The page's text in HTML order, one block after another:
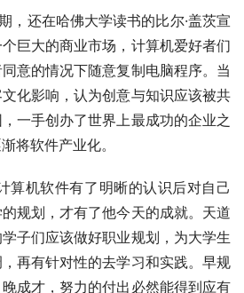
还在哈佛大学读书的比尔·盖茨宣
巨大的商业市场，计算机爱好者们
意的情况下随意复制电脑程序。当
化影响，认为创意与知识应该被共
一手创办了世界上最成功的企业之
将软件产业化。
算机软件有了明晰的认识后对自己
规划，才有了他今天的成就。天道
子们应该做好职业规划，为大学生
再有针对性的去学习和实践。早规
成才，努力的付出必然能得到应有